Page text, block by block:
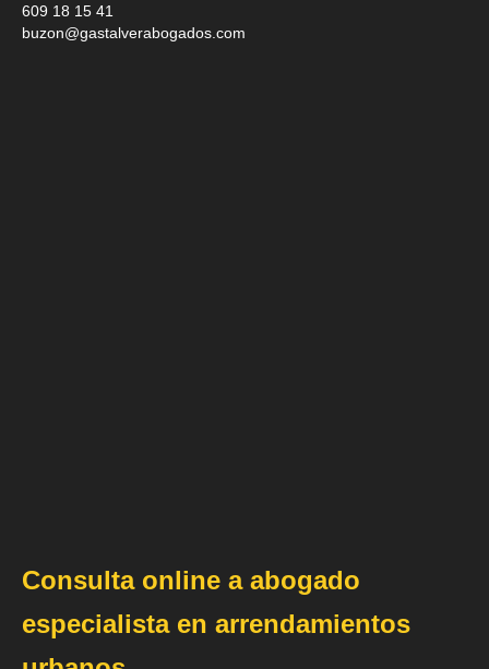
609 18 15 41
buzon@gastalverabogados.com
Consulta online a abogado
especialista en arrendamientos